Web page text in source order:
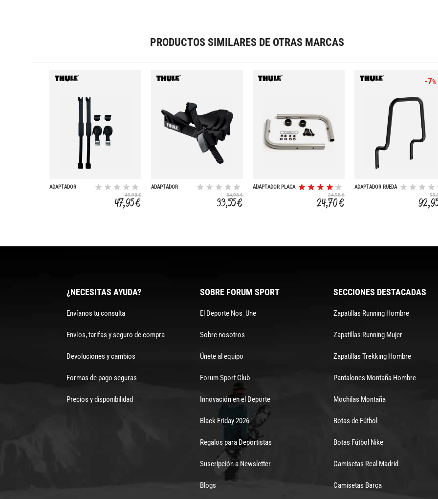
PRODUCTOS SIMILARES DE OTRAS MARCAS
ADAPTADOR
49,95 €
47,95 €
ADAPTADOR
34,95 €
33,55 €
ADAPTADOR PLACA
24,95 €
24,70 €
-7%
ADAPTADOR RUEDA
¿NECESITAS AYUDA?
Envíanos tu consulta
Envíos, tarifas y seguro de compra
Devoluciones y cambios
Formas de pago seguras
Precios y disponibilidad
SOBRE FORUM SPORT
El Deporte Nos_Une
Sobre nosotros
Únete al equipo
Forum Sport Club
Innovación en el Deporte
Black Friday 2026
Regalos para Deportistas
Suscripción a Newsletter
Blogs
SECCIONES DESTACADAS
Zapatillas Running Hombre
Zapatillas Running Mujer
Zapatillas Trekking Hombre
Pantalones Montaña Hombre
Mochilas Montaña
Botas de Fútbol
Botas Fútbol Nike
Camisetas Real Madrid
Camisetas Barça